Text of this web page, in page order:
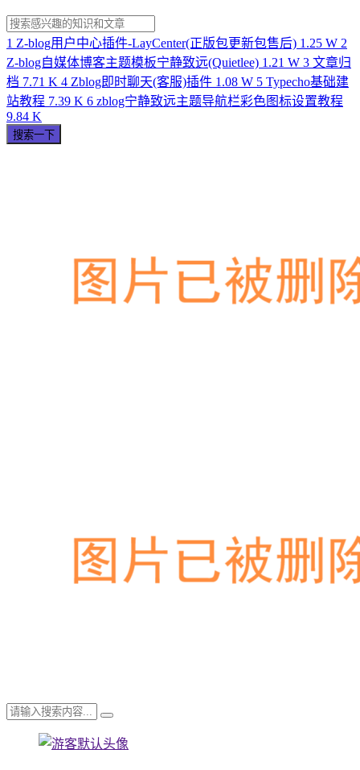
1 Z-blog用户中心插件-LayCenter(正版包更新包售后) 1.25 W 2
Z-blog自媒体博客主题模板宁静致远(Quietlee) 1.21 W 3 文章归
档 7.71 K 4 Zblog即时聊天(客服)插件 1.08 W 5 Typecho基础建
站教程 7.39 K 6 zblog宁静致远主题导航栏彩色图标设置教程
9.84 K
搜索一下